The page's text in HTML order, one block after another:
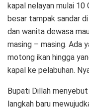
kapal nelayan mulai 10
besar tampak sandar
dan wanita dewasa
masing – masing. Ada
motong ikan hingga
kapal ke pelabuhan.
Bupati Dillah
langkah baru